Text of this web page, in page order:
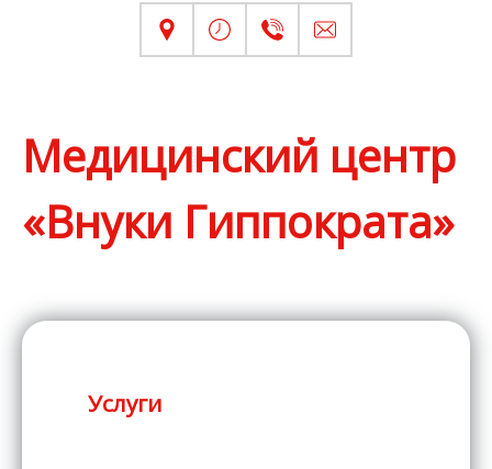
Медицинский центр
«Внуки Гиппократа»
Услуги